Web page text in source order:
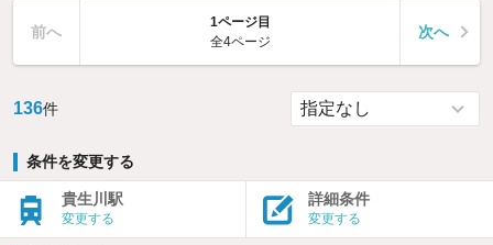
前へ
1ページ目
全4ページ
次へ
136件
条件を変更する
貴生川駅
変更する
詳細条件
変更する